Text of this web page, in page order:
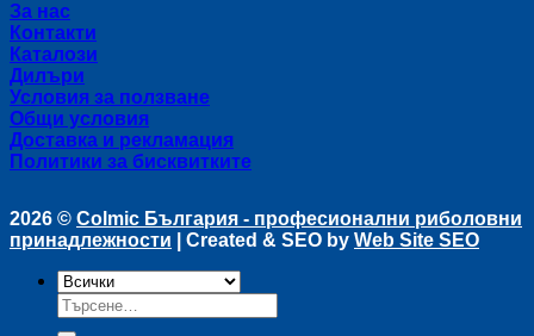
За нас
Контакти
Каталози
Дилъри
Условия за ползване
Общи условия
Доставка и рекламация
Политики за бисквитките
2026 © Colmic България - професионални риболовни
принадлежности | Created & SEO by Web Site SEO
Търсене
за: